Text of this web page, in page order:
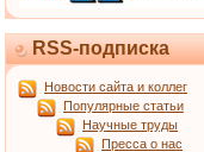
RSS-подписка
Новости сайта и коллег
Популярные статьи
Научные труды
Пресса о нас